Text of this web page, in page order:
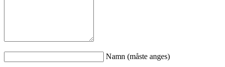
Namn (måste anges)